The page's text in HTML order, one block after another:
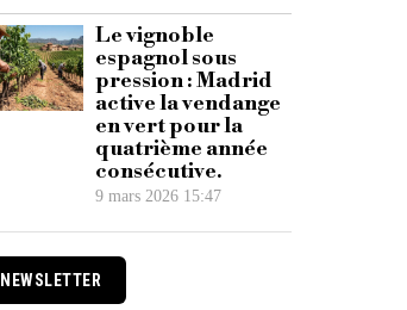
Le vignoble
espagnol sous
pression : Madrid
active la vendange
en vert pour la
quatrième année
consécutive.
9 mars 2026 15:47
NEWSLETTER